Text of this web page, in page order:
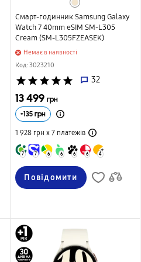
Смарт-годинник Samsung Galaxy
Watch 7 40mm eSIM SM-L305
Cream (SM-L305FZEASEK)
Немає в наявності
Код: 3023210
star star star star star 32
13 499 грн
+135грн
1 928 грн х 7платежів
7 7 6 6 6 6 4
Повідомити